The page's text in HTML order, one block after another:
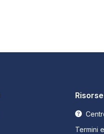
Risorse
Termini